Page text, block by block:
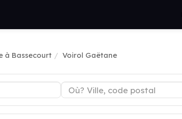
à Bassecourt Voirol Gaëtane